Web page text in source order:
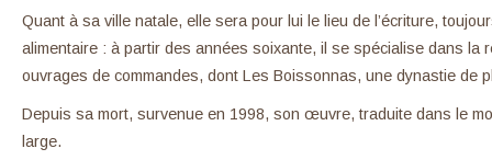
Quant à sa ville natale, elle sera pour lui le lieu de l’écriture,
alimentaire : à partir des années soixante, il se spécialise dans la
ouvrages de commandes, dont Les Boissonnas, une dynastie de
Depuis sa mort, survenue en 1998, son œuvre, traduite dans le
large.